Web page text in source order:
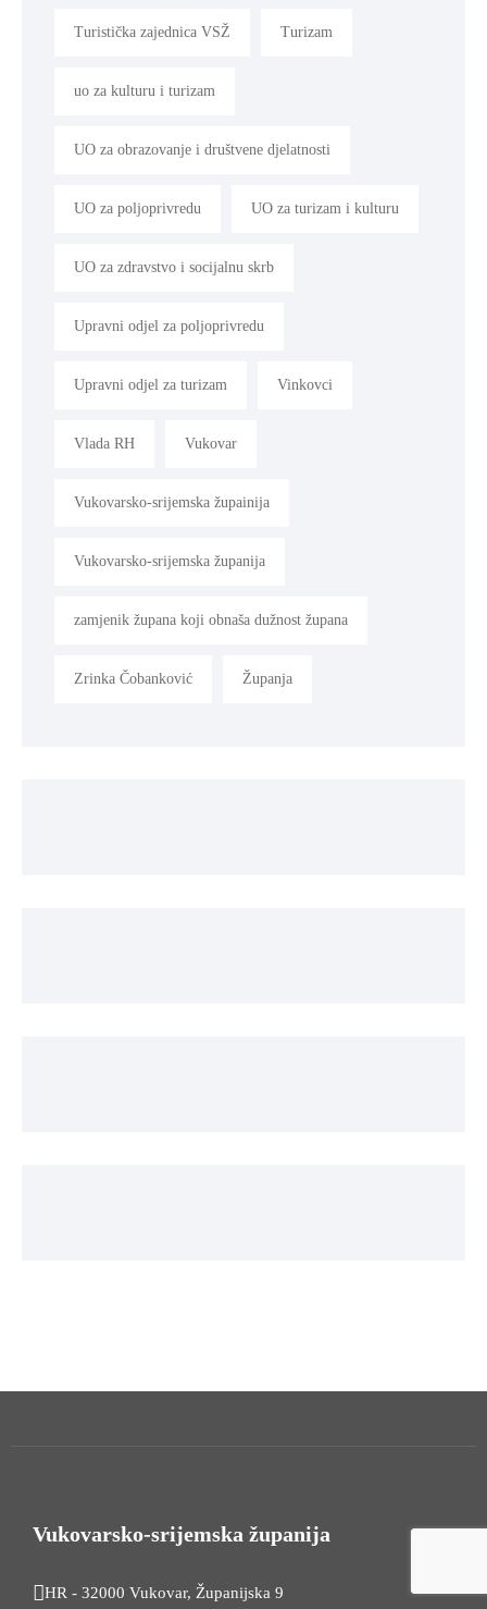
Turistička zajednica VSŽ Turizam
uo za kulturu i turizam
UO za obrazovanje i društvene djelatnosti
UO za poljoprivredu UO za turizam i kulturu
UO za zdravstvo i socijalnu skrb
Upravni odjel za poljoprivredu
Upravni odjel za turizam Vinkovci
Vlada RH Vukovar
Vukovarsko-srijemska župainija
Vukovarsko-srijemska županija
zamjenik župana koji obnaša dužnost župana
Zrinka Čobanković Županja
Vukovarsko-srijemska županija
HR - 32000 Vukovar, Županijska 9